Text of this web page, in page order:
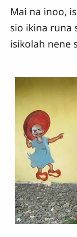
Mai na inoo,
sio ikina runa
isikolah nene